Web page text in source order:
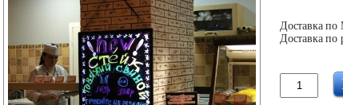
Доставка по
Доставка по